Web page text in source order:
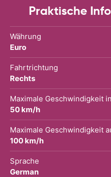
Praktische
Währung
Euro
Fahrtrichtung
Rechts
Maximale Geschwindigkeit
50 km/h
Maximale Geschwindigkeit
100 km/h
Sprache
German